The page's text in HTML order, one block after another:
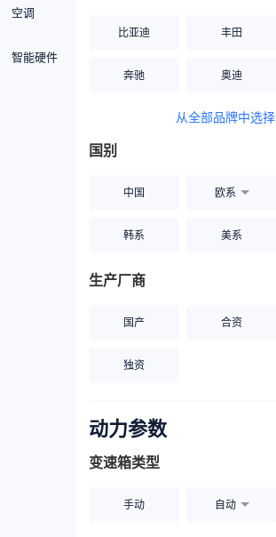
空调
智能硬件
比亚迪 丰田
奔驰 奥迪
从全部品牌中选择
国别
中国 欧系
韩系 美系
生产厂商
国产 合资
独资
动力参数
变速箱类型
手动 自动